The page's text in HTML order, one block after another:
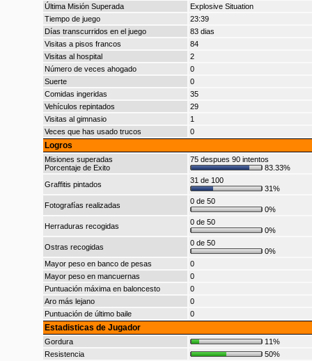
Última Misión Superada
Explosive Situation
Tiempo de juego
23:39
Días transcurridos en el juego
83 dias
Visitas a pisos francos
84
Visitas al hospital
2
Número de veces ahogado
0
Suerte
0
Comidas ingeridas
35
Vehículos repintados
29
Visitas al gimnasio
1
Veces que has usado trucos
0
Logros
Misiones superadas
Porcentaje de Exito
75 despues 90 intentos
83.33%
Graffitis pintados
31 de 100
31%
Fotografías realizadas
0 de 50
0%
Herraduras recogidas
0 de 50
0%
Ostras recogidas
0 de 50
0%
Mayor peso en banco de pesas
0
Mayor peso en mancuernas
0
Puntuación máxima en baloncesto
0
Aro más lejano
0
Puntuación de último baile
0
Estadisticas de Jugador
Gordura
11%
Resistencia
50%